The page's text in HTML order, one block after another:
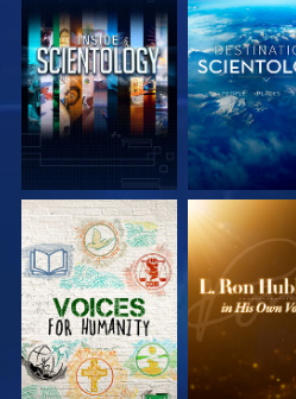
SERIE
ENTDECKEN
SERIE
ENTDECKEN